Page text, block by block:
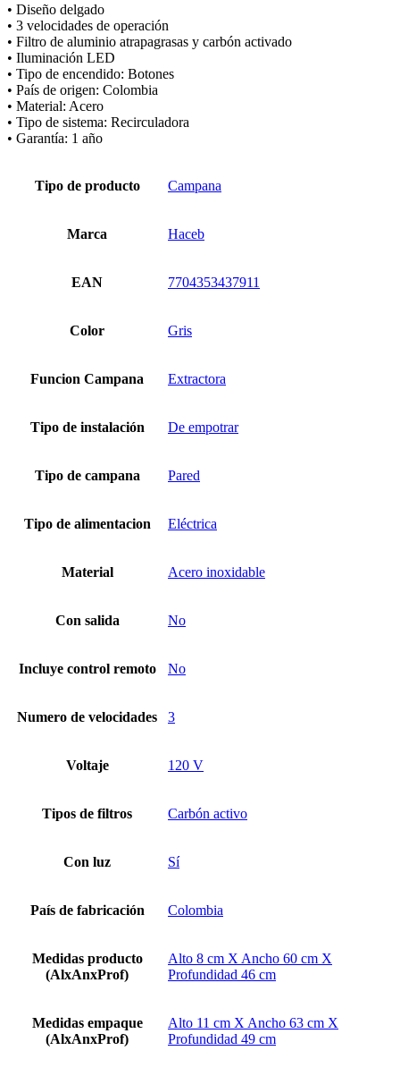
• Diseño delgado
• 3 velocidades de operación
• Filtro de aluminio atrapagrasas y carbón activado
• Iluminación LED
• Tipo de encendido: Botones
• País de origen: Colombia
• Material: Acero
• Tipo de sistema: Recirculadora
• Garantía: 1 año
Tipo de producto Campana
Marca Haceb
EAN 7704353437911
Color Gris
Funcion Campana Extractora
Tipo de instalación De empotrar
Tipo de campana Pared
Tipo de alimentacion Eléctrica
Material Acero inoxidable
Con salida No
Incluye control remoto No
Numero de velocidades 3
Voltaje 120 V
Tipos de filtros Carbón activo
Con luz Sí
País de fabricación Colombia
Medidas producto
(AlxAnxProf)
Alto 8 cm X Ancho 60 cm X
Profundidad 46 cm
Medidas empaque
(AlxAnxProf)
Alto 11 cm X Ancho 63 cm X
Profundidad 49 cm